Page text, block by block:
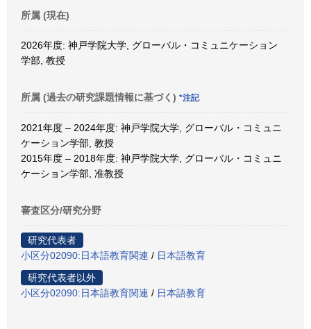
所属 (現在)
2026年度: 神戸学院大学, グローバル・コミュニケーション
学部, 教授
所属 (過去の研究課題情報に基づく) *注記
2021年度 – 2024年度: 神戸学院大学, グローバル・コミュニ
ケーション学部, 教授
2015年度 – 2018年度: 神戸学院大学, グローバル・コミュニ
ケーション学部, 准教授
審査区分/研究分野
研究代表者
小区分02090:日本語教育関連 / 日本語教育
研究代表者以外
小区分02090:日本語教育関連 / 日本語教育